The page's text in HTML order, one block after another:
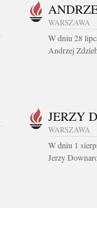
WARSZAWA
W dniu 28
Andrzej
JERZY
WARSZAWA
W dniu 1
Jerzy